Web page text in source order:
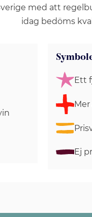
med att
idag bedöms
Ett
Mer
Ej